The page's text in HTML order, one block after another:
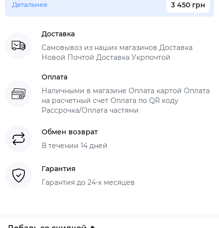
3 450 грн
Детальнее
Доставка
Самовывоз из наших магазинов Доставка
Новой Почтой Доставка Укрпочтой
Оплата
Наличными в магазине Оплата картой Оплата
на расчетный счет Оплата по QR коду
Рассрочка/Оплата частями
Обмен возврат
В течении 14 дней
Гарантия
Гарантия до 24-х месяцев